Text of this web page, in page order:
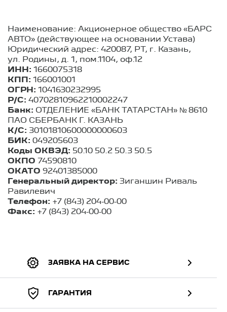
Наименование: Акционерное общество «БАРС
АВТО» (действующее на основании Устава)
Юридический адрес: 420087, РТ, г. Казань,
ул. Родины, д. 1, пом.1104, оф.12
ИНН: 1660075318
КПП: 166001001
ОГРН: 1041630232995
Р/С: 40702810962210002247
Банк: ОТДЕЛЕНИЕ «БАНК ТАТАРСТАН» № 8610
ПАО СБЕРБАНК Г. КАЗАНЬ
К/С: 30101810600000000603
БИК: 049205603
Коды ОКВЭД: 50.10 50.2 50.3 50.5
ОКПО 74590810
ОКАТО 92401385000
Генеральный директор: Зиганшин Риваль
Равилевич
Телефон: +7 (843) 204-00-00
Факс: +7 (843) 204-00-00
ЗАЯВКА НА СЕРВИС
ГАРАНТИЯ